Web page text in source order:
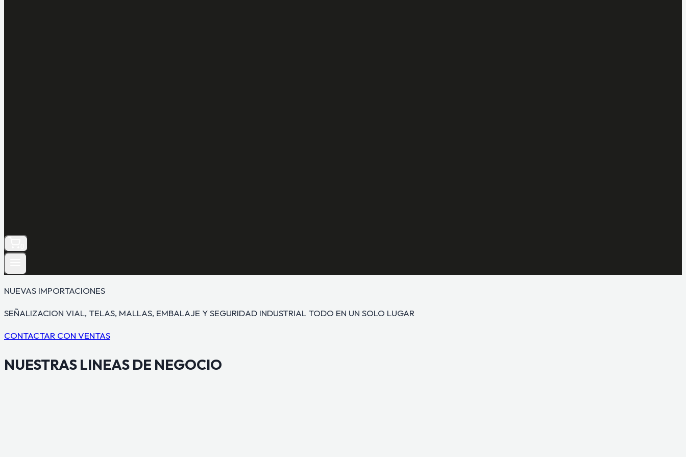
NUEVAS IMPORTACIONES
SEÑALIZACION VIAL, TELAS, MALLAS, EMBALAJE Y SEGURIDAD INDUSTRIAL TODO EN UN SOLO LUGAR
CONTACTAR CON VENTAS
NUESTRAS LINEAS DE NEGOCIO